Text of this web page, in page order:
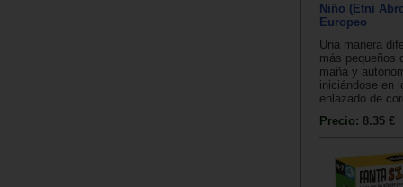
Niño (Etni
Europeo
Una manera
más pequeños
maña y
iniciándose en
enlazado de
Precio: 8.35 €